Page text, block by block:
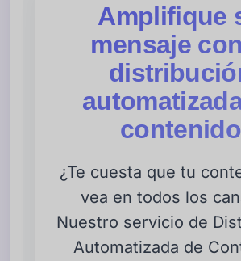
Amplifique
mensaje
contenido
¿Te cuesta que tu
vea en todos los
Nuestro servicio de
Automatizada de